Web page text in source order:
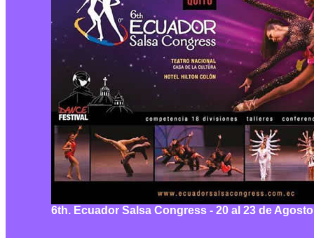
6th. Ecuador Salsa Congress - 20 al 23 de